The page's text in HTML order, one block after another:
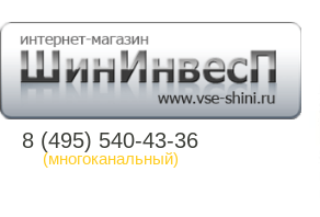
8 (495) 540-43-36
(многоканальный)